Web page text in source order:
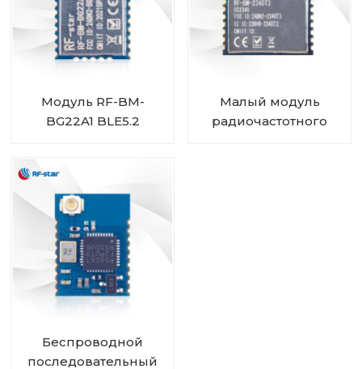
Модуль RF-BM-
BG22A1 BLE5.2
Малый модуль
радиочастотного
Беспроводной
последовательный